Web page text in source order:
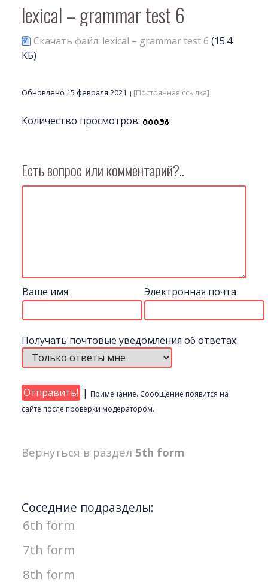
lexical – grammar test 6
Скачать файл: lexical – grammar test 6 (15.4
КБ)
Обновлено 15 февраля 2021 [Постоянная ссылка]
Количество просмотров:
Есть вопрос или комментарий?..
Ваше имя Электронная почта
Получать почтовые уведомления об ответах:
| Примечание. Сообщение появится на
сайте после проверки модератором.
Вернуться в раздел 5th form
Соседние подразделы:
6th form
7th form
8th form